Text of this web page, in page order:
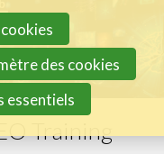
Training
Le Toolbox
Annuaire prestataires
A propos
des cookies
essentiels